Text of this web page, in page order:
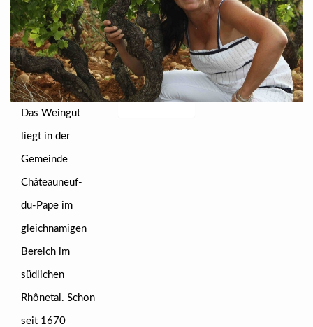
Das Weingut
liegt in der
Gemeinde
Châteauneuf-
du-Pape im
gleichnamigen
Bereich im
südlichen
Rhônetal. Schon
seit 1670